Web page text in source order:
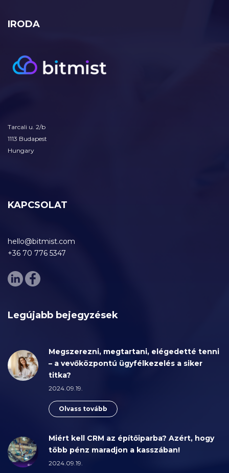
IRODA
Tarcali u. 2/b
1113 Budapest
Hungary
KAPCSOLAT
hello@bitmist.com
+36 70 776 5347
Legújabb bejegyzések
Megszerezni, megtartani, elégedetté tenni
– a vevőközpontú ügyfélkezelés a siker
titka?
2024.09.19.
Olvass tovább
Miért kell CRM az építőiparba? Azért, hogy
több pénz maradjon a kasszában!
2024.09.19.